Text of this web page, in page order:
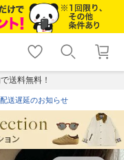
shopping_cart lock_outline
ログイン
送料無料！
送遅延のお知らせ